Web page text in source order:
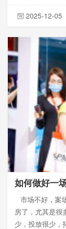
2025-12-05
如何做好一
市场不好，案
房了，尤其是很
少，投放很少，